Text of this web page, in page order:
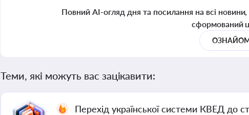
Повний AI-огляд дня та посилання на всі новини,
сформований
Теми, які можуть вас зацікавити:
Перехід української системи КВЕД до